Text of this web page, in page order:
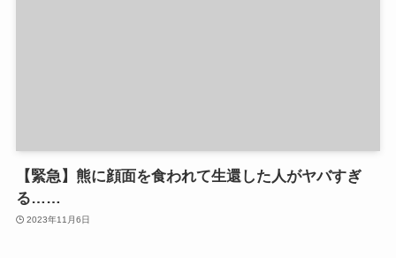
【緊急】熊に顔面を食われて生還した人がヤバすぎ
る……
2023年11月6日